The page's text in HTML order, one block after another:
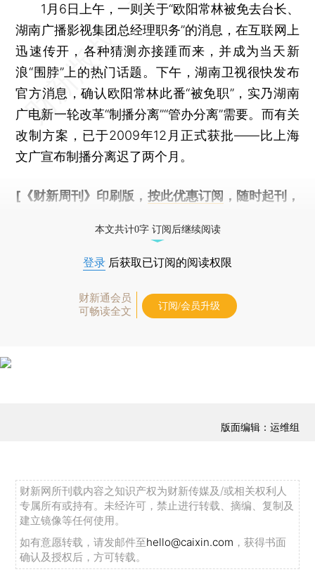
1月6日上午，一则关于“欧阳常林被免去台长、
湖南广播影视集团总经理职务”的消息，在互联网上
迅速传开，各种猜测亦接踵而来，并成为当天新
浪“围脖”上的热门话题。下午，湖南卫视很快发布
官方消息，确认欧阳常林此番“被免职”，实乃湖南
广电新一轮改革“制播分离”“管办分离”需要。而有关
改制方案，已于2009年12月正式获批——比上海
文广宣布制播分离迟了两个月。
[《财新周刊》印刷版， 按此优惠订阅 ，随时起刊，
本文共计0字 订阅后继续阅读
登录 后获取已订阅的阅读权限
财新通会员
可畅读全文
订阅/会员升级
版面编辑：运维组
财新网所刊载内容之知识产权为财新传媒及/或相关权利人
专属所有或持有。未经许可，禁止进行转载、摘编、复制及
建立镜像等任何使用。
如有意愿转载，请发邮件至hello@caixin.com ，获得书面
确认及授权后，方可转载。